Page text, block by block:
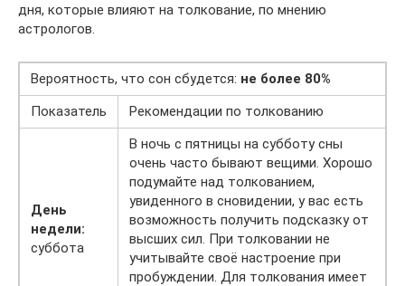
дня, которые влияют на толкование, по мнению
астрологов.
Вероятность, что сон сбудется: не более 80%
Показатель
Рекомендации по толкованию
День
недели:
суббота
В ночь с пятницы на субботу сны
очень часто бывают вещими. Хорошо
подумайте над толкованием,
увиденного в сновидении, у вас есть
возможность получить подсказку от
высших сил. При толковании не
учитывайте своё настроение при
пробуждении. Для толкования имеет